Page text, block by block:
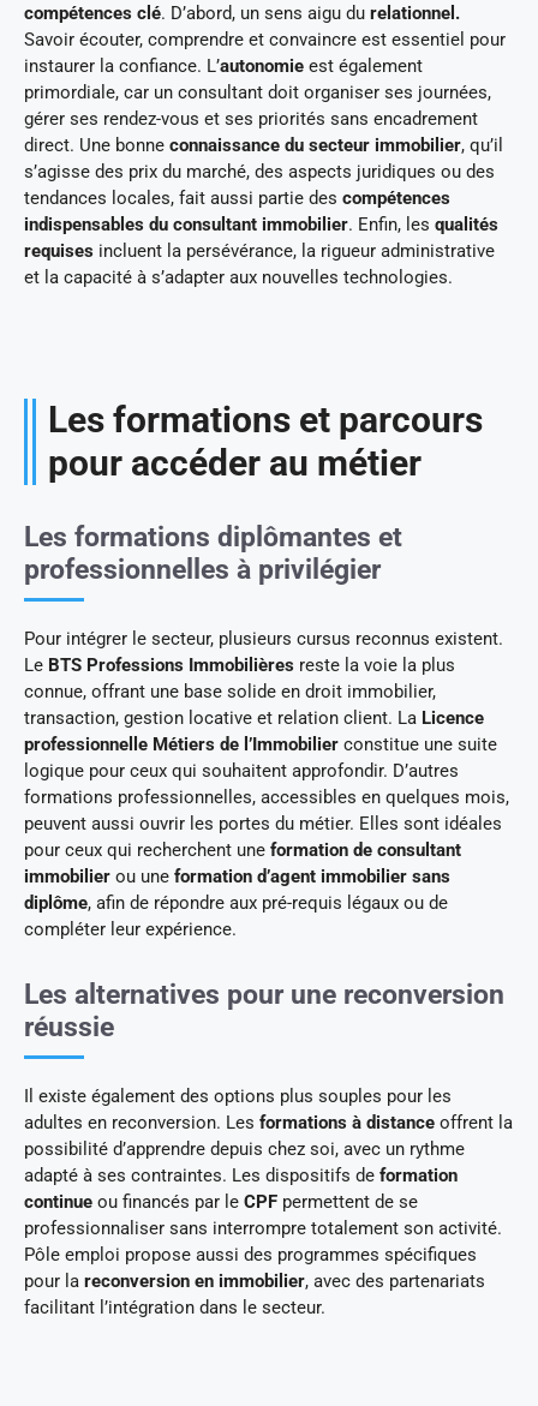
compétences clé. D’abord, un sens aigu du relationnel.
Savoir écouter, comprendre et convaincre est essentiel pour
instaurer la confiance. L’autonomie est également
primordiale, car un consultant doit organiser ses journées,
gérer ses rendez-vous et ses priorités sans encadrement
direct. Une bonne connaissance du secteur immobilier, qu’il
s’agisse des prix du marché, des aspects juridiques ou des
tendances locales, fait aussi partie des compétences
indispensables du consultant immobilier. Enfin, les qualités
requises incluent la persévérance, la rigueur administrative
et la capacité à s’adapter aux nouvelles technologies.
Les formations et parcours
pour accéder au métier
Les formations diplômantes et
professionnelles à privilégier
Pour intégrer le secteur, plusieurs cursus reconnus existent.
Le BTS Professions Immobilières reste la voie la plus
connue, offrant une base solide en droit immobilier,
transaction, gestion locative et relation client. La Licence
professionnelle Métiers de l’Immobilier constitue une suite
logique pour ceux qui souhaitent approfondir. D’autres
formations professionnelles, accessibles en quelques mois,
peuvent aussi ouvrir les portes du métier. Elles sont idéales
pour ceux qui recherchent une formation de consultant
immobilier ou une formation d’agent immobilier sans
diplôme, afin de répondre aux pré-requis légaux ou de
compléter leur expérience.
Les alternatives pour une reconversion
réussie
Il existe également des options plus souples pour les
adultes en reconversion. Les formations à distance offrent la
possibilité d’apprendre depuis chez soi, avec un rythme
adapté à ses contraintes. Les dispositifs de formation
continue ou financés par le CPF permettent de se
professionnaliser sans interrompre totalement son activité.
Pôle emploi propose aussi des programmes spécifiques
pour la reconversion en immobilier, avec des partenariats
facilitant l’intégration dans le secteur.